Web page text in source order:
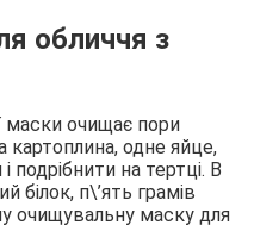
обличчя з
очищає пори
картоплина, одне яйце,
подрібнити на тертці. В
білок, п\’ять грамів
очищувальну маску для